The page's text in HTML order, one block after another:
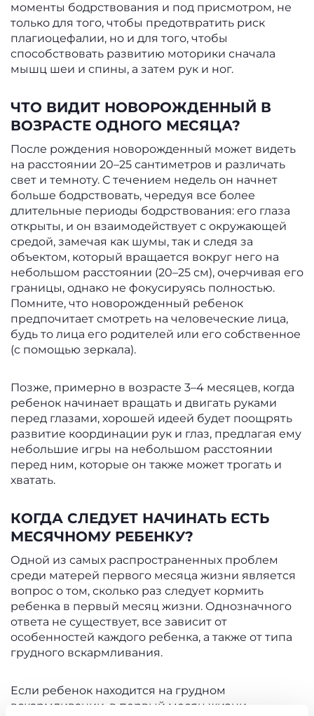
моменты бодрствования и под присмотром, не
только для того, чтобы предотвратить риск
плагиоцефалии, но и для того, чтобы
способствовать развитию моторики сначала
мышц шеи и спины, а затем рук и ног.
ЧТО ВИДИТ НОВОРОЖДЕННЫЙ В
ВОЗРАСТЕ ОДНОГО МЕСЯЦА?
После рождения новорожденный может видеть
на расстоянии 20–25 сантиметров и различать
свет и темноту. С течением недель он начнет
больше бодрствовать, чередуя все более
длительные периоды бодрствования: его глаза
открыты, и он взаимодействует с окружающей
средой, замечая как шумы, так и следя за
объектом, который вращается вокруг него на
небольшом расстоянии (20–25 см), очерчивая его
границы, однако не фокусируясь полностью.
Помните, что новорожденный ребенок
предпочитает смотреть на человеческие лица,
будь то лица его родителей или его собственное
(с помощью зеркала).
Позже, примерно в возрасте 3–4 месяцев, когда
ребенок начинает вращать и двигать руками
перед глазами, хорошей идеей будет поощрять
развитие координации рук и глаз, предлагая ему
небольшие игры на небольшом расстоянии
перед ним, которые он также может трогать и
хватать.
КОГДА СЛЕДУЕТ НАЧИНАТЬ ЕСТЬ
МЕСЯЧНОМУ РЕБЕНКУ?
Одной из самых распространенных проблем
среди матерей первого месяца жизни является
вопрос о том, сколько раз следует кормить
ребенка в первый месяц жизни. Однозначного
ответа не существует, все зависит от
особенностей каждого ребенка, а также от типа
грудного вскармливания.
Если ребенок находится на грудном
вскармливании, в первый месяц жизни